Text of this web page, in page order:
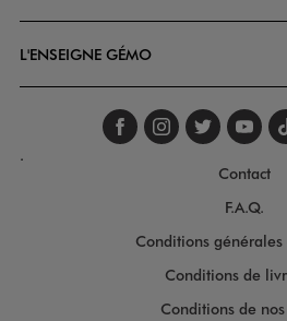
L'ENSEIGNE GÉMO
Suivez-
Suivez-
.
Contact
F.A.Q.
Conditions générales
Conditions de
Conditions de